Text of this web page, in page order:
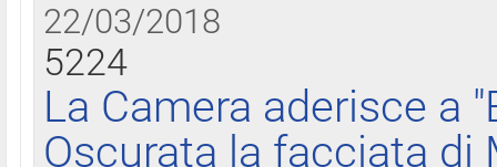
22/03/2018
5224
La Camera aderisce a
Oscurata la facciata di